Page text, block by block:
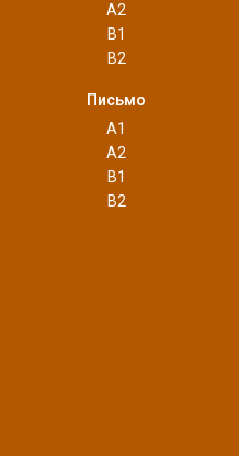
A2
B1
B2
Письмо
A1
A2
B1
B2